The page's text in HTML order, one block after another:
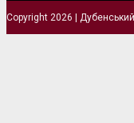
Copyright 2026 |